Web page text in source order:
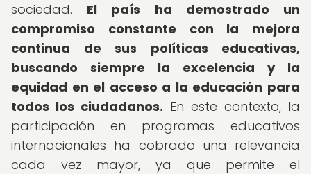
sociedad. El país ha demostrado un
compromiso constante con la mejora
continua de sus políticas educativas,
buscando siempre la excelencia y la
equidad en el acceso a la educación para
todos los ciudadanos. En este contexto, la
participación en programas educativos
internacionales ha cobrado una relevancia
cada vez mayor, ya que permite el